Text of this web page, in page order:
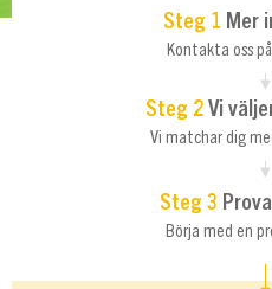
Steg 1 Mer
Kontakta oss på
Steg 2Vi
Vi matchar dig
Steg 3
Börja med en